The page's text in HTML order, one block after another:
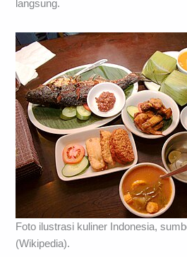
langsung.
Foto ilustrasi kuliner Indonesia,
(Wikipedia).